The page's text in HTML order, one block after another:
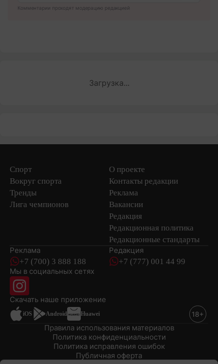
Комментарии проходят модерацию редакцией
Загрузка...
Спорт
Вокруг спорта
Тренды
Лига чемпионов
О проекте
Контакты редакции
Реклама
Вакансии
Редакция
Редакционная политика
Редакционные стандарты
Реклама
+7 (700) 3 888 188
Редакция
+7 (777) 001 44 99
Мы в социальных сетях
Скачать наше приложениеновостей
iOS Android Huawei
Публичная оферта
Политика исправления ошибок
Политика конфиденциальности
Правила использования материалов